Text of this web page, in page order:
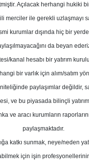
Tahmini
Potansiyeli
Açılacak herhangi hukiki
merciler ile gerekli uzlaşmayı
kurumlar dışında hiç bir
da beyan
kanal hesabı bir yatırım
bir varlık için alım/satım
paylaşımlar değildir,
ve bu piyasada bilinçli
ve aracı kurumların
paylaşmaktadır.
katkı sunmak, neye/neden
için işin profesyonellerinin